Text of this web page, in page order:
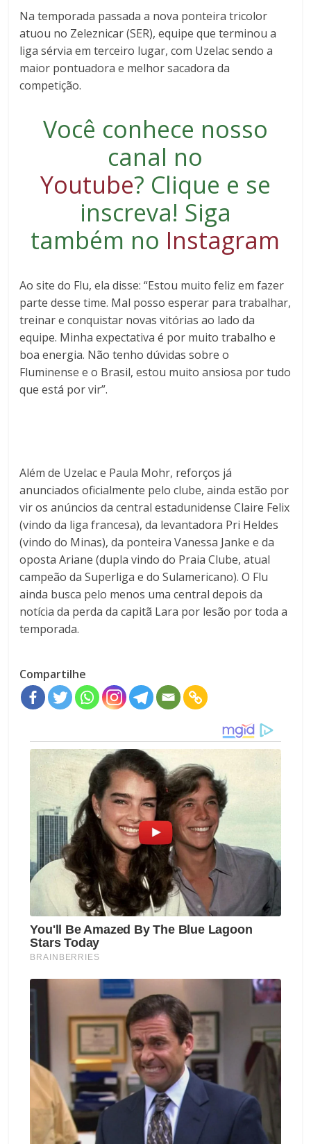
Na temporada passada a nova ponteira tricolor
atuou no Zeleznicar (SER), equipe que terminou a
liga sérvia em terceiro lugar, com Uzelac sendo a
maior pontuadora e melhor sacadora da
competição.
Você conhece nosso
canal no
Youtube? Clique e se
inscreva! Siga
também no Instagram
Ao site do Flu, ela disse: “Estou muito feliz em fazer
parte desse time. Mal posso esperar para trabalhar,
treinar e conquistar novas vitórias ao lado da
equipe. Minha expectativa é por muito trabalho e
boa energia. Não tenho dúvidas sobre o
Fluminense e o Brasil, estou muito ansiosa por tudo
que está por vir”.
Além de Uzelac e Paula Mohr, reforços já
anunciados oficialmente pelo clube, ainda estão por
vir os anúncios da centralestadunidense Claire Felix
(vindo da liga francesa), da levantadora Pri Heldes
(vindo do Minas), da ponteira Vanessa Janke e da
oposta Ariane (dupla vindo do Praia Clube, atual
campeão da Superliga e do Sulamericano). O Flu
ainda busca pelo menos uma central depois da
notícia da perda da capitã Lara por lesão por toda a
temporada.
Compartilhe